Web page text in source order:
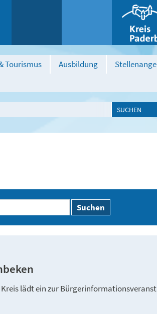
Tourismus Ausbildung
Suchen
Kreis lädt ein zur